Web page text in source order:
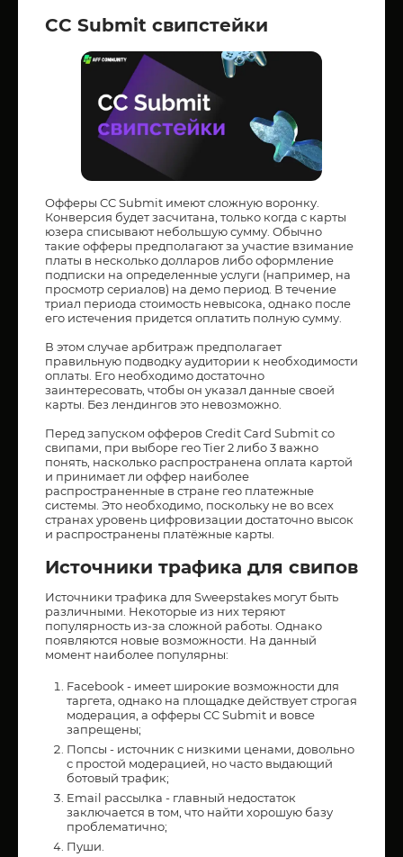
CC Submit свипстейки
Офферы CC Submit имеют сложную воронку.
Конверсия будет засчитана, только когда с карты
юзера списывают небольшую сумму. Обычно
такие офферы предполагают за участие взимание
платы в несколько долларов либо оформление
подписки на определенные услуги (например, на
просмотр сериалов) на демо период. В течение
триал периода стоимость невысока, однако после
его истечения придется оплатить полную сумму.
В этом случае арбитраж предполагает
правильную подводку аудитории к необходимости
оплаты. Его необходимо достаточно
заинтересовать, чтобы он указал данные своей
карты. Без лендингов это невозможно.
Перед запуском офферов Credit Card Submit со
свипами, при выборе гео Tier 2 либо 3 важно
понять, насколько распространена оплата картой
и принимает ли оффер наиболее
распространенные в стране гео платежные
системы. Это необходимо, поскольку не во всех
странах уровень цифровизации достаточно высок
и распространены платёжные карты.
Источники трафика для свипов
Источники трафика для Sweepstakes могут быть
различными. Некоторые из них теряют
популярность из-за сложной работы. Однако
появляются новые возможности. На данный
момент наиболее популярны:
Facebook - имеет широкие возможности для
таргета, однако на площадке действует строгая
модерация, а офферы CC Submit и вовсе
запрещены;
Попсы - источник с низкими ценами, довольно
с простой модерацией, но часто выдающий
ботовый трафик;
Email рассылка - главный недостаток
заключается в том, что найти хорошую базу
проблематично;
Пуши.